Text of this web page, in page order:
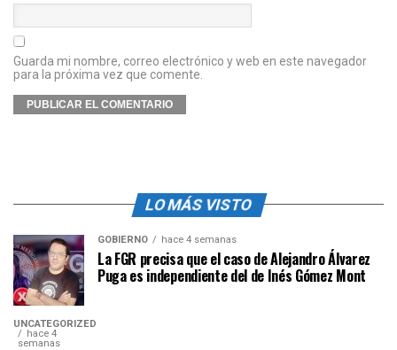
Guarda mi nombre, correo electrónico y web en este navegador
para la próxima vez que comente.
LO MÁS VISTO
GOBIERNO hace 4 semanas
La FGR precisa que el caso de Alejandro Álvarez
Puga es independiente del de Inés Gómez Mont
UNCATEGORIZED
hace 4
semanas